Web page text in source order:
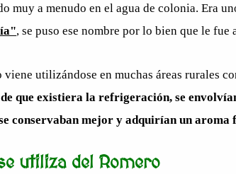
muy a menudo en el agua de colonia. Era
, se puso ese nombre por lo bien que le fue
viene utilizándose en muchas áreas rurales
que existiera la refrigeración, se
conservaban mejor y adquirían un aroma
utiliza del Romero